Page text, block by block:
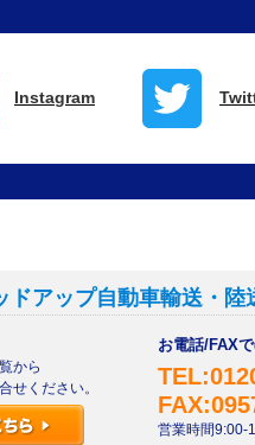
Instagram
ドアップ自動車輸送・陸
から
せください。
お電話/FAX
営業時間9:00-